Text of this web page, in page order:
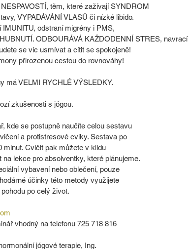
těm, které zažívají SYNDROM
VYPADÁVÁNÍ VLASŮ či nízké libido.
IMUNITU, odstraní migrény i PMS,
ODBOURÁVÁ KAŽDODENNÍ STRES, navrací
se víc usmívat a cítit se spokojeně!
přirozenou cestou do rovnováhy!
má VELMI RYCHLÉ VÝSLEDKY.
zkušenosti s jógou.
kde se postupně naučíte celou sestavu
a protistresové cviky. Sestava po
minut. Cvičit pak můžete v klidu
lekce pro absolventky, které plánujeme.
vybavení nebo oblečení, pouze
účinky této metody využijete
po celý život.
vhodný na telefonu 725 718 816
jógové terapie, Ing.